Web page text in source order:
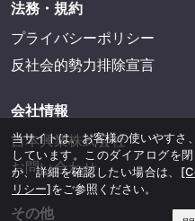
法務・規約
プライバシーポリシー
反社会的勢力排除宣言
会社情報
吉本興業株式会社
お問い合わせ
その他
当サイトは、お客様の使いやすさ
しています。このダイアログを
か、詳細を確認したい場合は、
リシー]をご参照ください。